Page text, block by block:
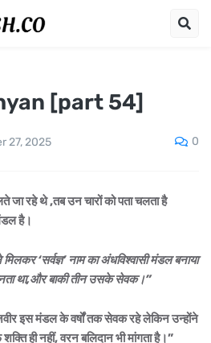
[part 54]
27, 2025 0
रहे थे ,तब उन चारों को पता चलता है
है।
ने मिलकर ‘सर्वज्ञ’ नाम का अंधविश्वासी मंडल बनाया
था,और बाकी तीन उसके सेवक।”
इस मंडल के वर्षों तक सेवक रहे लेकिन उन्होंने
ही नहीं, वरन बलिदान भी मांगता है।”